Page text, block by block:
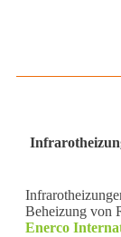
Beheizung von
Enerco